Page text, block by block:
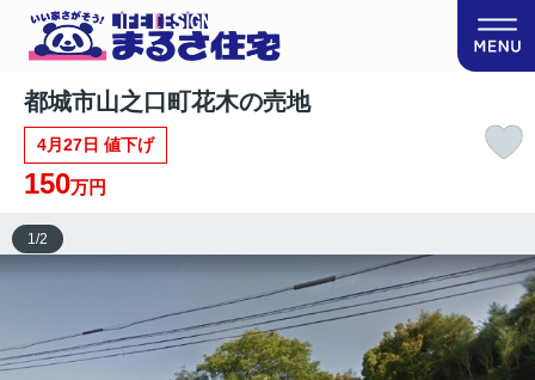
都城市山之口町花木の売地
4月27日 値下げ
150万円
1/2